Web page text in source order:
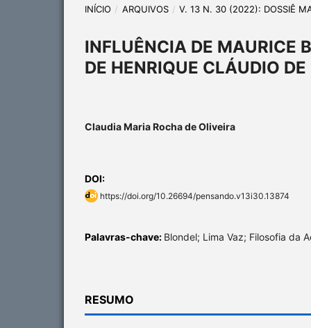
INÍCIO / ARQUIVOS / V. 13 N. 30 (2022): DOSSIÊ
INFLUÊNCIA DE MAURICE
DE HENRIQUE CLÁUDIO
Claudia Maria Rocha de Oliveira
DOI:
https://doi.org/10.26694/pensando.v13i30.13874
Palavras-chave: Blondel; Lima Vaz; Filosofia da
RESUMO